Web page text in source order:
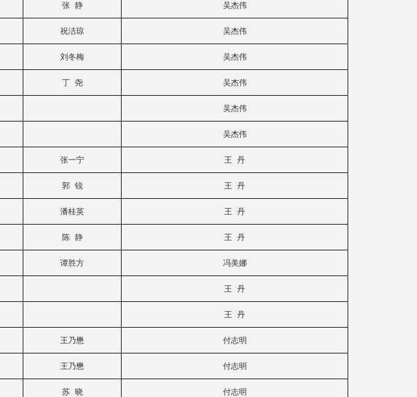
张 静 吴杰伟
祝洁琼 吴杰伟
刘冬梅 吴杰伟
丁 尧 吴杰伟
吴杰伟
吴杰伟
张一宁 王 丹
郭 锐 王 丹
潘桂英 王 丹
陈 静 王 丹
谭胜方 冯美娜
王 丹
王 丹
王乃懋 付志明
王乃懋 付志明
苏 晓 付志明